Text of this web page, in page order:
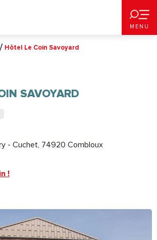
MENU
Hôtel Le Coin Savoyard
SAVOYARD
- Cuchet, 74920 Combloux
!